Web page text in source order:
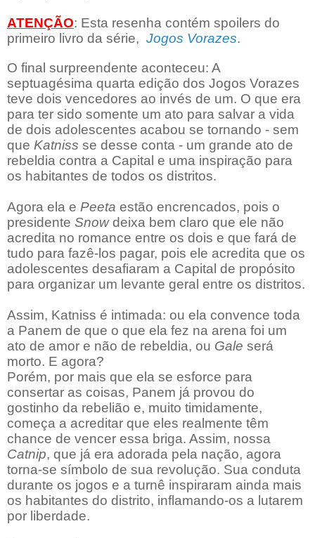
ATENÇÃO: Esta resenha contém spoilers do
primeiro livro da série, Jogos Vorazes.
O final surpreendente aconteceu: A
septuagésima quarta edição dos Jogos Vorazes
teve dois vencedores ao invés de um. O que era
para ter sido somente um ato para salvar a vida
de dois adolescentes acabou se tornando - sem
que Katniss se desse conta - um grande ato de
rebeldia contra a Capital e uma inspiração para
os habitantes de todos os distritos.
Agora ela e Peeta estão encrencados, pois o
presidente Snowdeixa bem claro que ele não
acredita no romance entre os dois e que fará de
tudo para fazê-los pagar, pois ele acredita que os
adolescentes desafiaram a Capital de propósito
para organizar um levante geral entre os distritos.
Assim, Katniss é intimada: ou ela convence toda
a Panem de que o que ela fez na arena foi um
ato de amor e não de rebeldia, ou Gale será
morto. E agora?
Porém, por mais que ela se esforce para
consertar as coisas, Panem já provou do
gostinho da rebelião e, muito timidamente,
começa a acreditar que eles realmente têm
chance de vencer essa briga. Assim, nossa
Catnip, que já era adorada pela nação, agora
torna-se símbolo de sua revolução. Sua conduta
durante os jogos e a turnê inspiraram ainda mais
os habitantes do distrito, inflamando-os a lutarem
por liberdade.